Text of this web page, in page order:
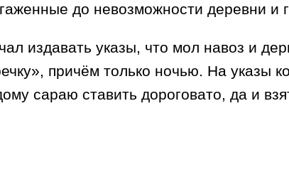
до невозможности деревни и
издавать указы, что мол навоз и
причём только ночью. На указы
сараю ставить дороговато, да и